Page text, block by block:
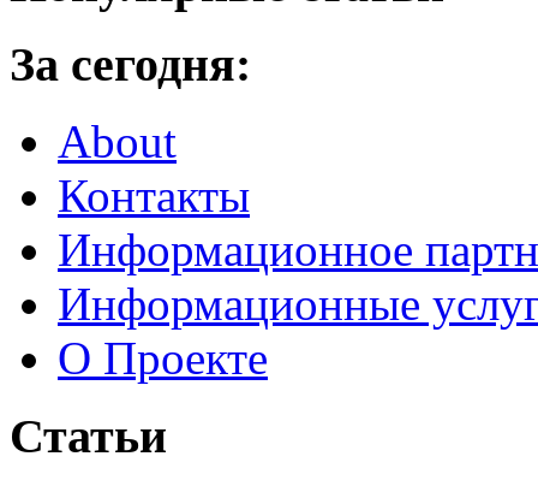
За сегодня:
About
Контакты
Информационное
Информационные
О Проекте
Статьи